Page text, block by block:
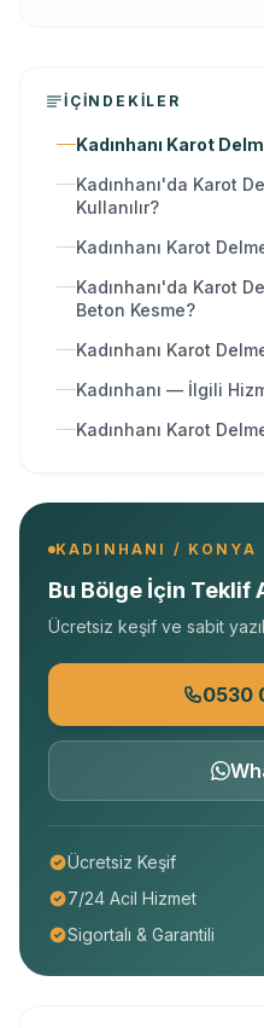
İÇINDEKILER
Kadınhanı Karot
Kadınhanı'da Karot
Kullanılır?
Kadınhanı Karot
Kadınhanı'da Karot
Beton Kesme?
Kadınhanı Karot
Kadınhanı — İlgili
Kadınhanı Karot
KADINHANI / KONYA
Bu Bölge İçin Teklif
Ücretsiz keşif ve sabit
0530
Ücretsiz Keşif
7/24 Acil Hizmet
Sigortalı & Garantili